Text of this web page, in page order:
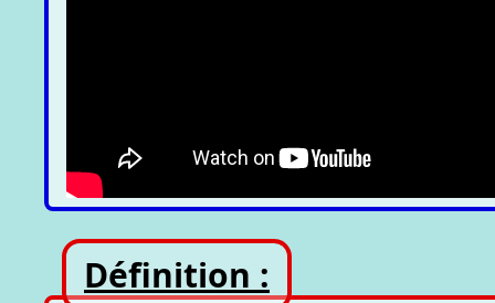
Définition :